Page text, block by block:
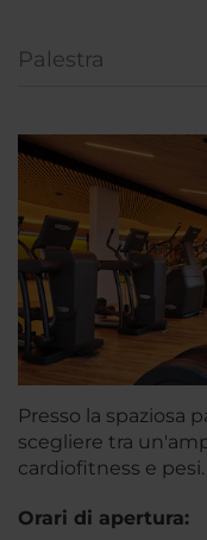
Palestra
Presso la spaziosa
scegliere tra
cardiofitness e pesi.
Orari di apertura: